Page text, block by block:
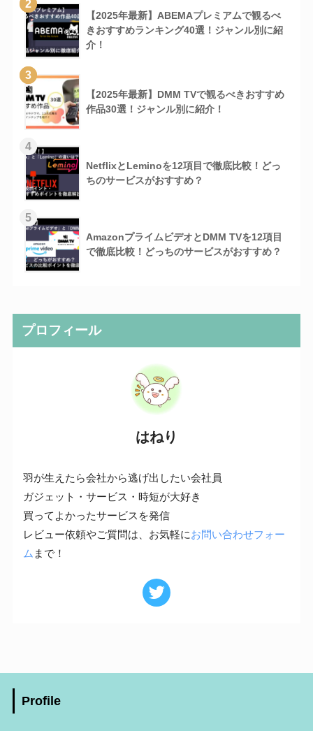
2
【2025年最新】ABEMAプレミアムで観るべ
きおすすめランキング40選！ジャンル別に紹
介！
3
【2025年最新】DMM TVで観るべきおすすめ
作品30選！ジャンル別に紹介！
4
NetflixとLeminoを12項目で徹底比較！どっ
ちのサービスがおすすめ？
5
AmazonプライムビデオとDMM TVを12項目
で徹底比較！どっちのサービスがおすすめ？
プロフィール
はねり
羽が生えたら会社から逃げ出したい会社員
ガジェット・サービス・時短が大好き
買ってよかったサービスを発信
レビュー依頼やご質問は、お気軽にお問い合わせフォー
ム まで！
Profile